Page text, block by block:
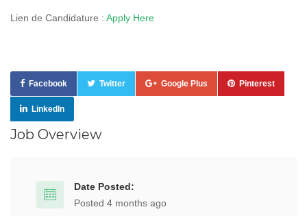
Lien de Candidature : Apply Here
Facebook Twitter Google Plus Pinterest
LinkedIn
Job Overview
Date Posted:
Posted 4 months ago